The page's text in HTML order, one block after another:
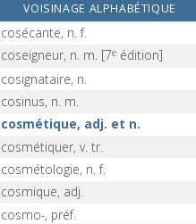
VOISINAGE ALPHABÉTIQUE
cosec, abrév.
cosécante, n. f.
coseigneur, n. m. [7e édition]
cosignataire, n.
cosinus, n. m.
cosmétique, adj. et n.
cosmétiquer, v. tr.
cosmétologie, n. f.
cosmique, adj.
cosmo-, préf.